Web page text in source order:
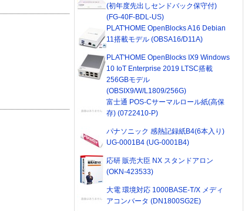
(初年度先出しセンドバック保守付)
(FG-40F-BDL-US)
PLAT'HOME OpenBlocks A16 Debian
11搭載モデル (OBSA16/D11A)
PLAT'HOME OpenBlocks IX9 Windows
10 IoT Enterprise 2019 LTSC搭載
256GBモデル
(OBSIX9/W/L1809/256G)
富士通 POS-Cサーマルロール紙(高保
存) (0722410-P)
パナソニック 感熱記録紙B4(6本入り)
UG-0001B4 (UG-0001B4)
応研 販売大臣 NX スタンドアロン
(OKN-423533)
大電 環境対応 1000BASE-T/X メディ
アコンバータ (DN1800SG2E)